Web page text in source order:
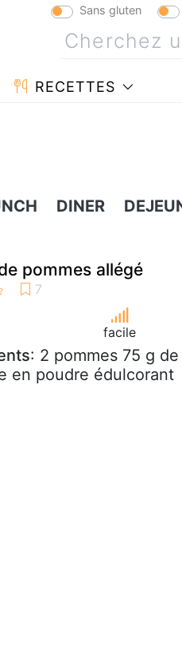
Sans gluten
RECETTES
DINER
pommes allégé
facile
: 2 pommes 75 g
en poudre édulcorant